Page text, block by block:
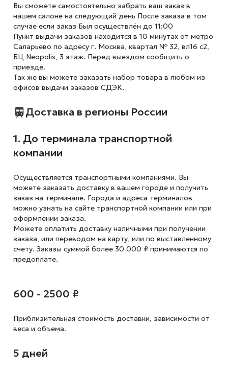
Вы сможете самостоятельно забрать ваш заказ в
нашем салоне на следующий день После заказа в том
случае если заказ Был осуществлён до 11:00
Пункт выдачи заказов находится в 10 минутах от метро
Саларьево по адресу г. Москва, квартал № 32, вл16 с2,
БЦ Neopolis, 3 этаж. Перед выездом сообщить о
приезде.
Так же вы можете заказать набор товара в любом из
офисов выдачи заказов СДЭК.
Доставка в регионы России
1. До терминала транспортной
компании
Осуществляется транспортными компаниями. Вы
можете заказать доставку в вашем городе и получить
заказ на терминале. Города и адреса терминалов
можно узнать на сайте транспортной компании или при
оформлении заказа.
Можете оплатить доставку наличными при получении
заказа, или переводом на карту, или по выставленному
счету. Заказы суммой более 30 000 ₽ принимаются по
предоплате.
600 - 2500 ₽
Приблизительная стоимость доставки, зависимости от
веса и объема.
5 дней